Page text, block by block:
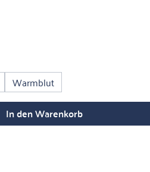
Warmblut
Wert ein
In den Warenkorb